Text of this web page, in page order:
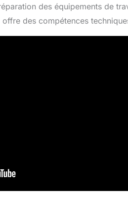
des équipements de
des compétences